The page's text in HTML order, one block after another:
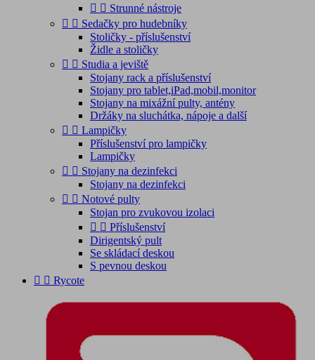
  Strunné nástroje
  Sedačky pro hudebníky
Stoličky - příslušenství
Židle a stoličky
  Studia a jeviště
Stojany rack a příslušenství
Stojany pro tablet,iPad,mobil,monitor
Stojany na mixážní pulty, antény
Držáky na sluchátka, nápoje a další
  Lampičky
Příslušenství pro lampičky
Lampičky
  Stojany na dezinfekci
Stojany na dezinfekci
  Notové pulty
Stojan pro zvukovou izolaci
  Příslušenství
Dirigentský pult
Se skládací deskou
S pevnou deskou
  Rycote